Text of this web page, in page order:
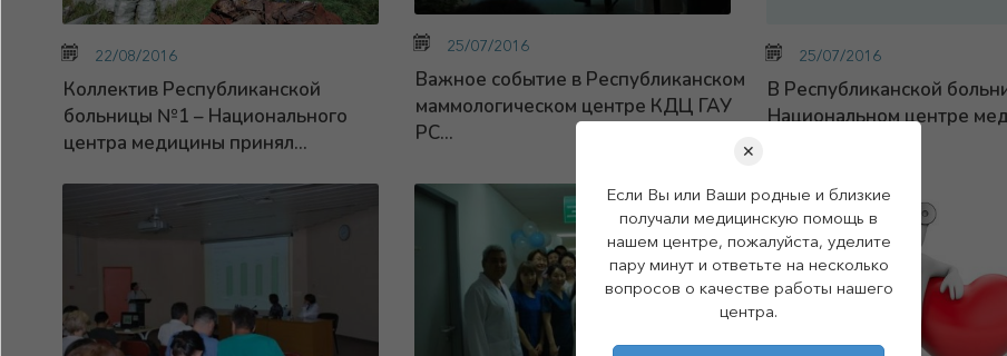
22/08/2016
Коллектив Республиканской
больницы №1 – Национального
центра медицины принял...
25/07/2016
Важное событие в Республиканском
маммологическом центре КДЦ ГАУ
РС...
25/07/2016
В Республиканской
Национальном центре
✕
Если Вы или Ваши родные и близкие
получали медицинскую помощь в
нашем центре, пожалуйста, уделите
пару минут и ответьте на несколько
вопросов о качестве работы нашего
центра.